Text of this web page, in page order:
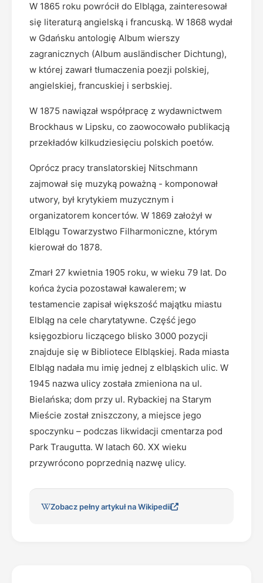
W 1865 roku powrócił do Elbląga, zainteresował
się literaturą angielską i francuską. W 1868 wydał
w Gdańsku antologię Album wierszy
zagranicznych (Album ausländischer Dichtung),
w której zawarł tłumaczenia poezji polskiej,
angielskiej, francuskiej i serbskiej.
W 1875 nawiązał współpracę z wydawnictwem
Brockhaus w Lipsku, co zaowocowało publikacją
przekładów kilkudziesięciu polskich poetów.
Oprócz pracy translatorskiej Nitschmann
zajmował się muzyką poważną - komponował
utwory, był krytykiem muzycznym i
organizatorem koncertów. W 1869 założył w
Elblągu Towarzystwo Filharmoniczne, którym
kierował do 1878.
Zmarł 27 kwietnia 1905 roku, w wieku 79 lat. Do
końca życia pozostawał kawalerem; w
testamencie zapisał większość majątku miastu
Elbląg na cele charytatywne. Część jego
księgozbioru liczącego blisko 3000 pozycji
znajduje się w Bibliotece Elbląskiej. Rada miasta
Elbląg nadała mu imię jednej z elbląskich ulic. W
1945 nazwa ulicy została zmieniona na ul.
Bielańska; dom przy ul. Rybackiej na Starym
Mieście został zniszczony, a miejsce jego
spoczynku – podczas likwidacji cmentarza pod
Park Traugutta. W latach 60. XX wieku
przywrócono poprzednią nazwę ulicy.
Zobacz pełny artykuł na Wikipedii